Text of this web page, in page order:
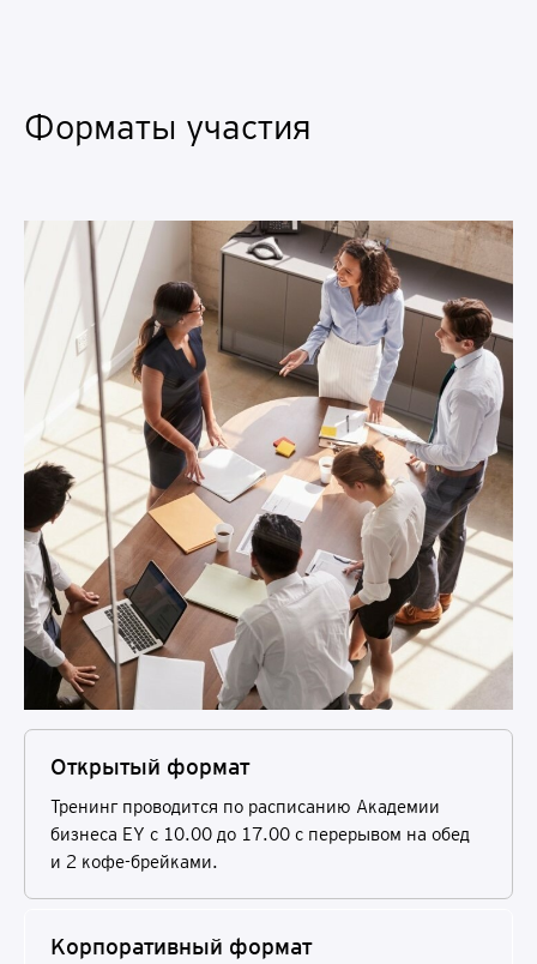
Форматы участия
Открытый формат
Тренинг проводится по расписанию Академии
бизнеса EY с 10.00 до 17.00 c перерывом на обед
и 2 кофе-брейками.
Корпоративный формат